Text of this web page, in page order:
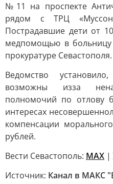
№11 на проспекте
рядом с ТРЦ
Пострадавшие дети от
медпомощью в
прокуратуре Севастополя.
Ведомство
возможны изза
полномочий по отлову
интересах
компенсации
рублей.
Вести Севастополь: MAX |
Источник: Канал в МАКС